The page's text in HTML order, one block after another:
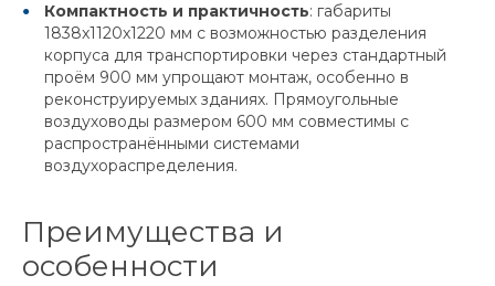
Компактность и практичность: габариты
1838x1120x1220 мм с возможностью разделения
корпуса для транспортировки через стандартный
проём 900 мм упрощают монтаж, особенно в
реконструируемых зданиях. Прямоугольные
воздуховоды размером 600 мм совместимы с
распространёнными системами
воздухораспределения.
Преимущества и
особенности